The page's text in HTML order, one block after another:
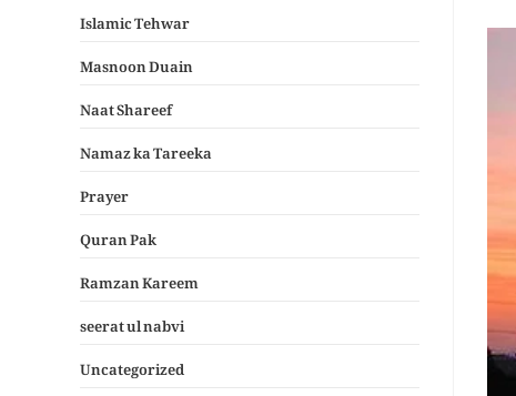
Islamic Tehwar
Masnoon Duain
Naat Shareef
Namaz ka Tareeka
Prayer
Quran Pak
Ramzan Kareem
seerat ul nabvi
Uncategorized